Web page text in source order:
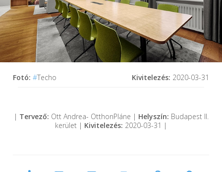
Fotó:#Techo Kivitelezés: 2020-03-31
| Tervező: Ott Andrea- OtthonPláne | Helyszín: Budapest II.
kerület | Kivitelezés: 2020-03-31 |